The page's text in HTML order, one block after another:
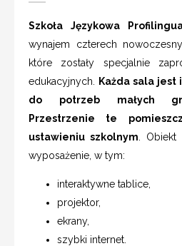
Szkoła Językowa
wynajem czterech
które zostały specjalnie
edukacyjnych.
Każda sala
do potrzeb małych
Przestrzenie te
ustawieniu szkolnym .
wyposażenie, w tym:
interaktywne tablice,
projektor,
ekrany,
szybki internet.